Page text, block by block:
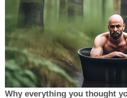
Why everything you thought